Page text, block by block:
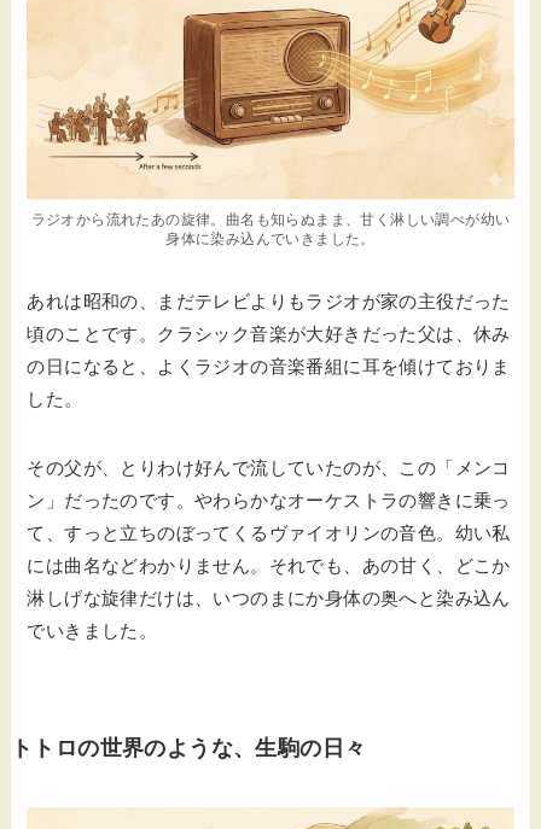
ラジオから流れたあの旋律。曲名も知らぬまま、甘く淋しい調べが幼い
身体に染み込んでいきました。
あれは昭和の、まだテレビよりもラジオが家の主役だった
頃のことです。クラシック音楽が大好きだった父は、休み
の日になると、よくラジオの音楽番組に耳を傾けておりま
した。
その父が、とりわけ好んで流していたのが、この「メンコ
ン」だったのです。やわらかなオーケストラの響きに乗っ
て、すっと立ちのぼってくるヴァイオリンの音色。幼い私
には曲名などわかりません。それでも、あの甘く、どこか
淋しげな旋律だけは、いつのまにか身体の奥へと染み込ん
でいきました。
トトロの世界のような、生駒の日々